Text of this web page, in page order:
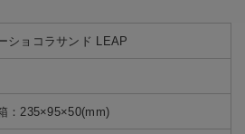
ショコラサンド LEAP
：235×95×50(mm)